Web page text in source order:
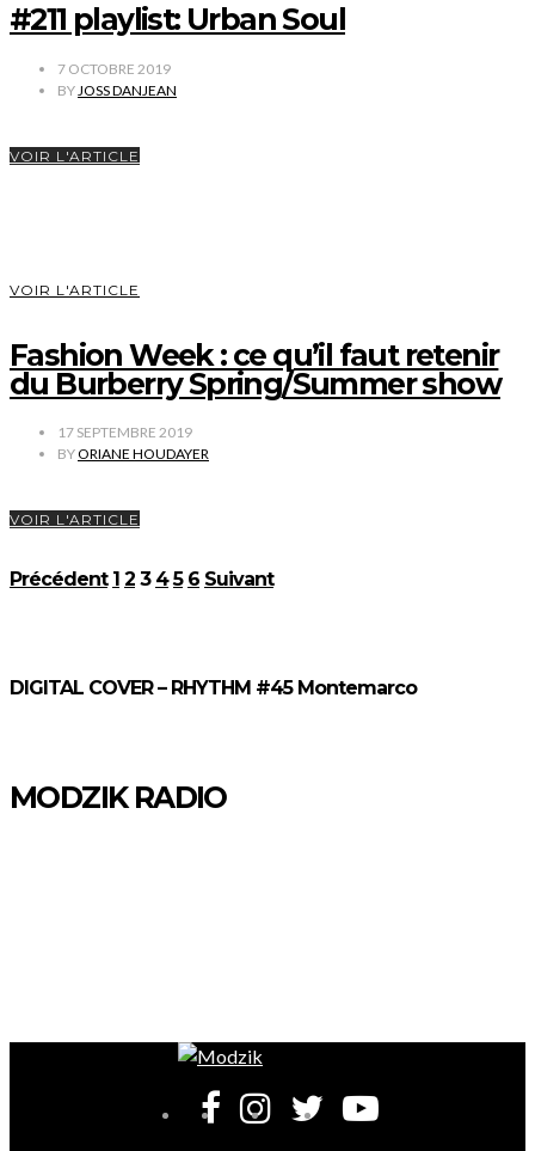
#211 playlist: Urban Soul
7 OCTOBRE 2019
BY JOSS DANJEAN
VOIR L'ARTICLE
VOIR L'ARTICLE
Fashion Week : ce qu’il faut retenir
du Burberry Spring/Summer show
17 SEPTEMBRE 2019
BYORIANE HOUDAYER
VOIR L'ARTICLE
Pagination
Précédent 1 2 3 4 5 6 Suivant
DIGITAL COVER – RHYTHM #45 Montemarco
MODZIK RADIO